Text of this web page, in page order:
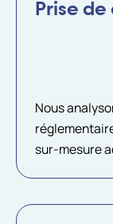
Prise
Nous
sur-mesure